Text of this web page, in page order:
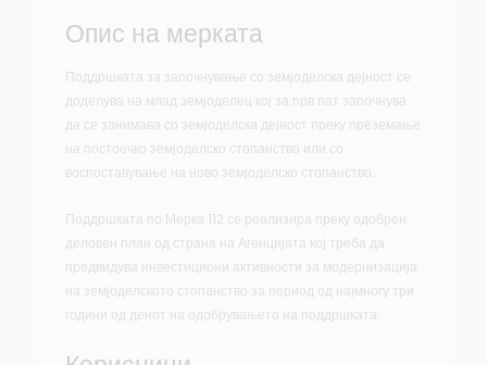
Опис на мерката
Поддршката за започнување со земјоделска дејност се
доделува на млад земјоделец кој за прв пат започнува
да се занимава со земјоделска дејност преку преземање
на постоечко земјоделско стопанство или со
воспоставување на ново земјоделско стопанство.
Поддршката по Мерка 112 се реализира преку одобрен
деловен план од страна на Агенцијата кој треба да
предвидува инвестициони активности за модернизација
на земјоделското стопанство за период од најмногу три
години од денот на одобрувањето на поддршката.